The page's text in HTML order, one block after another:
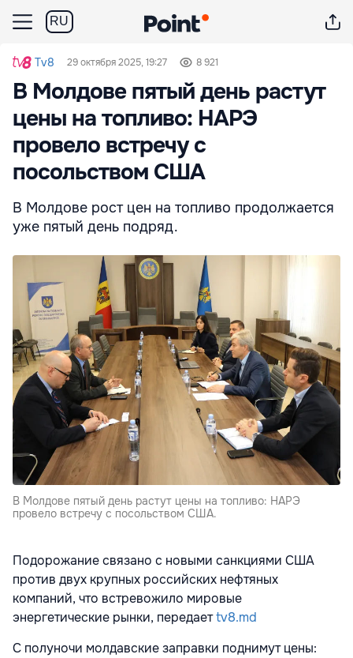
RU
Tv8 29 октября 2025, 19:27 8 921
В Молдове пятый день растут
цены на топливо: НАРЭ
провело встречу с
посольством США
В Молдове рост цен на топливо продолжается
уже пятый день подряд.
В Молдове пятый день растут цены на топливо: НАРЭ
провело встречу с посольством США.
Подорожание связано с новыми санкциями США
против двух крупных российских нефтяных
компаний, что встревожило мировые
энергетические рынки, передаетtv8.md
С полуночи молдавские заправки поднимут цены: